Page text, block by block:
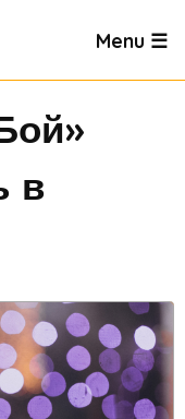
Menu ☰
в